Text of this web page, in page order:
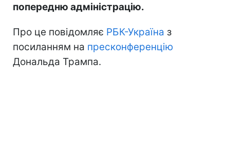
попередню адміністрацію.
Про це повідомляє РБК-Україна з
посиланням на пресконференцію
Дональда Трампа.